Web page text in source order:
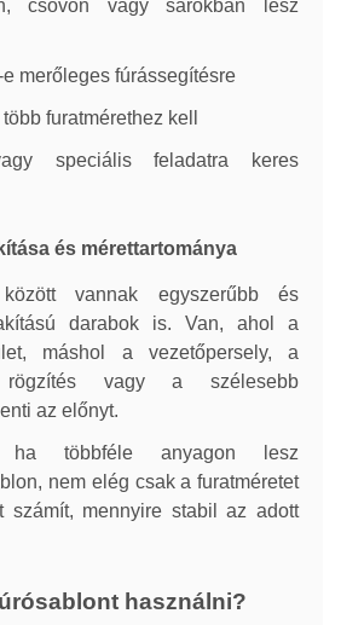
csövön vagy sarokban lesz
merőleges fúrássegítésre
furatmérethez kell
speciális feladatra keres
és mérettartománya
vannak egyszerűbb és
darabok is. Van, ahol a
máshol a vezetőpersely, a
rögzítés vagy a szélesebb
az előnyt.
ha többféle anyagon lesz
nem elég csak a furatméretet
számít, mennyire stabil az adott
használni?